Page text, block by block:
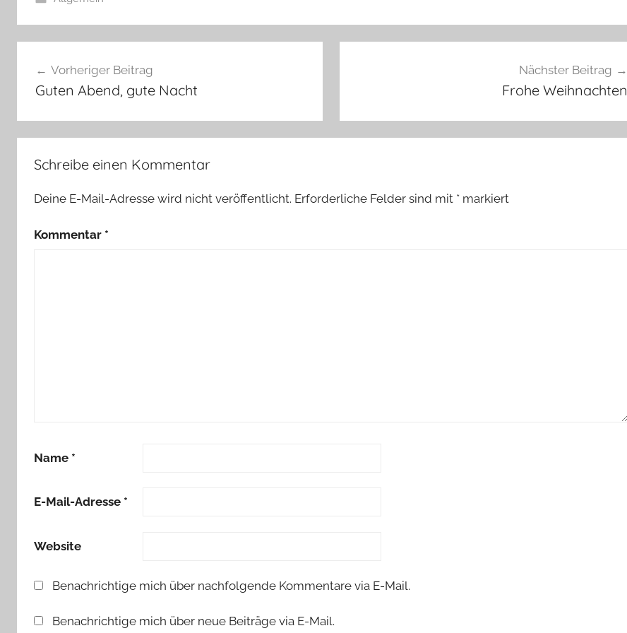
Vorheriger Beitrag
Guten Abend, gute Nacht
Nächster Beitrag
Frohe Weihnachten
Schreibe einen Kommentar
Deine E-Mail-Adresse wird nicht veröffentlicht. Erforderliche Felder sind mit * markiert
Kommentar *
Name *
E-Mail-Adresse *
Website
Benachrichtige mich über nachfolgende Kommentare via E-Mail.
Benachrichtige mich über neue Beiträge via E-Mail.